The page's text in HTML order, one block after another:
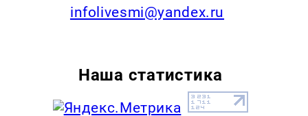
infolivesmi@yandex.ru
Наша статистика